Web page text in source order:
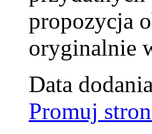
propozycja
oryginalnie
Data
Promuj